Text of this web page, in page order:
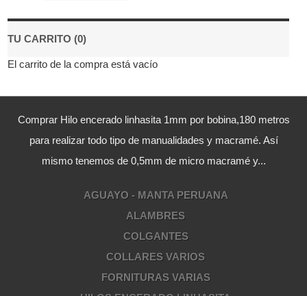
TU CARRITO (0)
El carrito de la compra está vacío
Comprar Hilo encerado linhasita 1mm por bobina,180 metros
para realizar todo tipo de manualidades y macramé. Así
mismo tenemos de 0,5mm de micro macramé y...
AGUAYO - MANTA PERUANA
ALAMBRES
COLGANTES
COLLARES VARIOS
FORNITURAS VARIAS